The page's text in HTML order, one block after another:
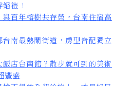
禮！
與百年榕樹共存榮，台南住宿高
台南最熱鬧街道，房型皆配獨立
飯店台南館？散步就可到的美術
豐盛